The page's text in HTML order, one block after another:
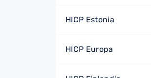
HICP Estonia
HICP Europa